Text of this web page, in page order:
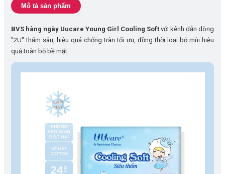
Mô tả sản phẩm
BVS hàng ngày Uucare Young Girl Cooling Soft với kênh dẫn dòng
"2U" thấm sâu, hiệu quả chống tràn tối ưu, đồng thời loại bỏ mùi hiệu
quả toàn bộ bề mặt.